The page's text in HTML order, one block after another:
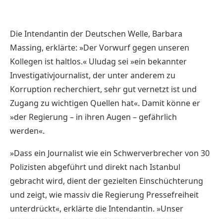
Die Intendantin der Deutschen Welle, Barbara
Massing, erklärte: »Der Vorwurf gegen unseren
Kollegen ist haltlos.« Uludag sei »ein bekannter
Investigativjournalist, der unter anderem zu
Korruption recherchiert, sehr gut vernetzt ist und
Zugang zu wichtigen Quellen hat«. Damit könne er
»der Regierung – in ihren Augen – gefährlich
werden«.
»Dass ein Journalist wie ein Schwerverbrecher von 30
Polizisten abgeführt und direkt nach Istanbul
gebracht wird, dient der gezielten Einschüchterung
und zeigt, wie massiv die Regierung Pressefreiheit
unterdrückt«, erklärte die Intendantin. »Unser